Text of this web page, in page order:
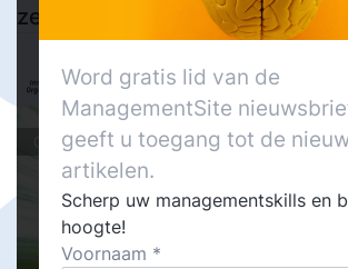
zelfsturing in organisaties
InnovatiefOrganiseren.nl
Columns
Word gratis lid van de
ManagementSite
geeft u toegang tot de
artikelen.
Scherp uw managementskills en
hoogte!
Voornaam